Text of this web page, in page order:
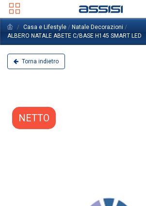
Casa e Lifestyle / Natale Decorazioni /
ALBERO NATALE ABETE C/BASE H145 SMART LED
Torna indietro
NETTO